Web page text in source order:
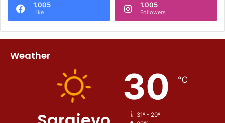
1.005
Like
1.005
Followers
Weather
30 ℃
31º - 20º